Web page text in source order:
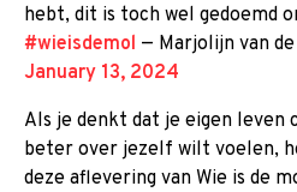
hebt, dit is toch wel gedoemd
#wieisdemol — Marjolijn van
January 13, 2024
Als je denkt dat je eigen leven
beter over jezelf wilt voelen,
deze aflevering van Wie is de